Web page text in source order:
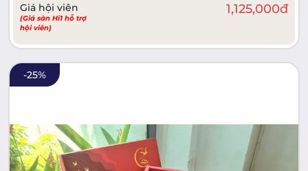
Giá hội viên
(Giá sàn Hi1 hỗ trợ
hội viên)
1,125,000đ
-25%